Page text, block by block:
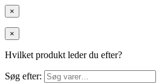
×
×
Hvilket produkt leder du efter?
Søg efter: